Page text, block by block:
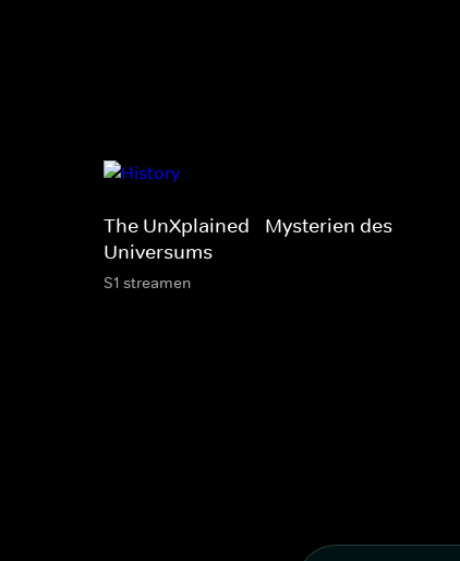
The UnXplained - Mysterien des
Universums
S1 streamen